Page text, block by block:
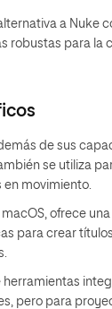
a Nuke
robustas para la
de sus
se utiliza
movimiento.
ofrece
para crear
herramientas
pero para